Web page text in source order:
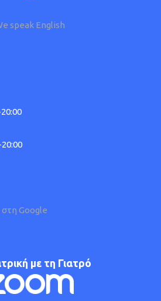
speak English
στη Google
με τη Γιατρό